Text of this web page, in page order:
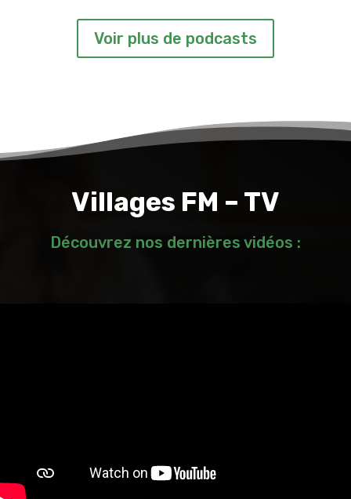
Voir plus de podcasts
Villages FM – TV
Découvrez nos dernières vidéos :